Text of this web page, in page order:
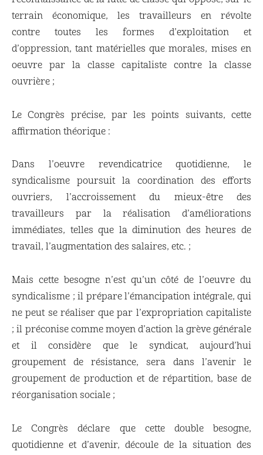
terrain économique, les travailleurs en révolte
contre toutes les formes d’exploitation et
d’oppression, tant matérielles que morales, mises en
oeuvre par la classe capitaliste contre la classe
ouvrière ;
Le Congrès précise, par les points suivants, cette
affirmation théorique :
Dans l’oeuvre revendicatrice quotidienne, le
syndicalisme poursuit la coordination des efforts
ouvriers, l’accroissement du mieux-être des
travailleurs par la réalisation d’améliorations
immédiates, telles que la diminution des heures de
travail, l’augmentation des salaires, etc. ;
Mais cette besogne n’est qu’un côté de l’oeuvre du
syndicalisme ; il prépare l’émancipation intégrale, qui
ne peut se réaliser que par l’expropriation capitaliste
; il préconise comme moyen d’action la grève générale
et il considère que le syndicat, aujourd’hui
groupement de résistance, sera dans l’avenir le
groupement de production et de répartition, base de
réorganisation sociale ;
Le Congrès déclare que cette double besogne,
quotidienne et d’avenir, découle de la situation des